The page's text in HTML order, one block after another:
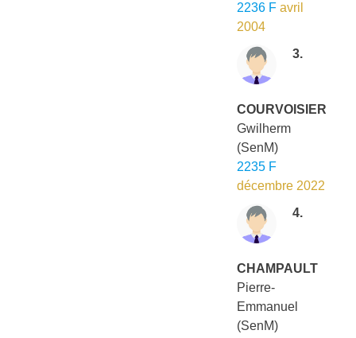
2236 F avril
2004
3.
COURVOISIER
Gwilherm
(SenM)
2235 F
décembre 2022
4.
CHAMPAULT
Pierre-
Emmanuel
(SenM)